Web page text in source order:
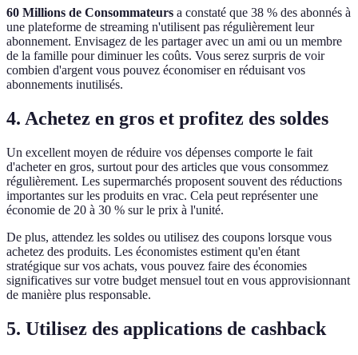
60 Millions de Consommateurs a constaté que 38 % des abonnés à
une plateforme de streaming n'utilisent pas régulièrement leur
abonnement. Envisagez de les partager avec un ami ou un membre
de la famille pour diminuer les coûts. Vous serez surpris de voir
combien d'argent vous pouvez économiser en réduisant vos
abonnements inutilisés.
4. Achetez en gros et profitez des soldes
Un excellent moyen de réduire vos dépenses comporte le fait
d'acheter en gros, surtout pour des articles que vous consommez
régulièrement. Les supermarchés proposent souvent des réductions
importantes sur les produits en vrac. Cela peut représenter une
économie de 20 à 30 % sur le prix à l'unité.
De plus, attendez les soldes ou utilisez des coupons lorsque vous
achetez des produits. Les économistes estiment qu'en étant
stratégique sur vos achats, vous pouvez faire des économies
significatives sur votre budget mensuel tout en vous approvisionnant
de manière plus responsable.
5. Utilisez des applications de cashback